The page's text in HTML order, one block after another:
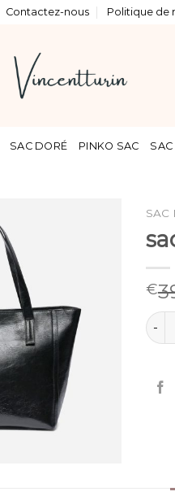
Contactez-nous Politique de
SAC DORÉ PINKO SAC SAC
SAC
€